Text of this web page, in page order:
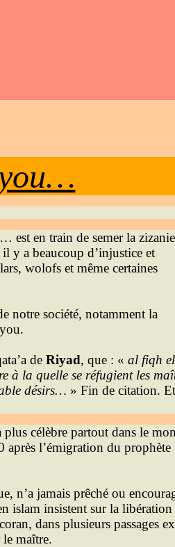
est en train de semer la
y a beaucoup d’injustice et
wolofs et même certaines
notre société, notamment la
de Riyad, que : « al fiqh el
à la quelle se réfugient les
désirs… » Fin de citation.
célèbre partout dans le
après l’émigration du prophète
n’a jamais prêché ou
islam insistent sur la libération
dans plusieurs passages
maître.